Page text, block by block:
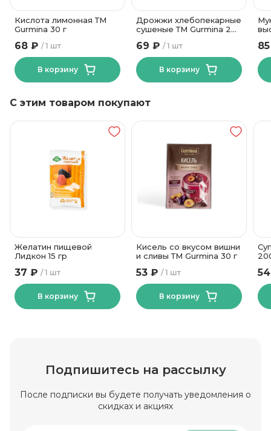
Кислота лимонная ТМ
Gurmina 30 г
1 шт
68 ₽
В корзину
Дрожжи хлебопекарные
сушеные ТМ Gurmina 20
1 шт
69 ₽
В корзину
С этим товаром покупают
Желатин пищевой
Лидкон 15 гр
1 шт
37 ₽
В корзину
Кисель со вкусом вишни
и сливы ТМ Gurmina 30 г
1 шт
53 ₽
В корзину
Подпишитесь на рассылку
После подписки вы будете получать уведомления о
скидках и акциях